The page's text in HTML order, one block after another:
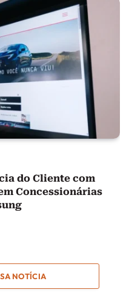
do Cliente com
Concessionárias
NOTÍCIA